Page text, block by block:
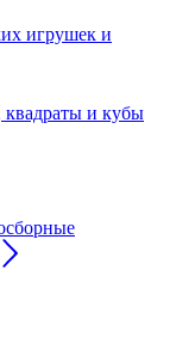
игрушек и
квадраты и кубы